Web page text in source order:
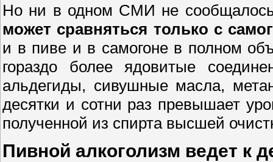
Но ни в одном СМИ не
может сравняться только с
и в пиве и в самогоне в полном
гораздо более ядовитые
альдегиды, сивушные масла,
десятки и сотни раз превышает
полученной из спирта высшей
Пивной алкоголизм ведет к